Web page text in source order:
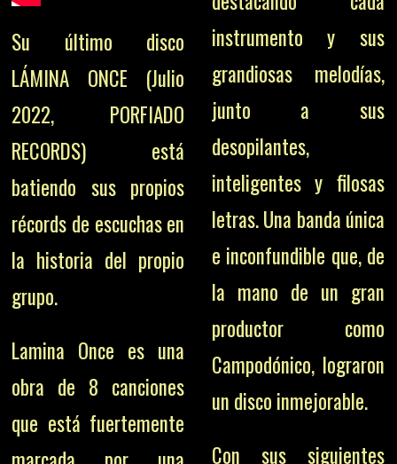
Su último disco
LÁMINA ONCE (Julio
2022, PORFIADO
RECORDS) está
batiendo sus propios
récords de escuchas en
la historia del propio
grupo.
Lamina Once es una
obra de 8 canciones
que está fuertemente
instrumento y sus
grandiosas melodías,
junto a sus
desopilantes,
inteligentes y filosas
letras. Una banda única
e inconfundible que, de
la mano de un gran
productor como
Campodónico, lograron
un disco inmejorable.
Con sus siguientes